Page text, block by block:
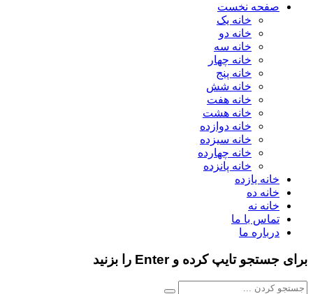
صفحه نخست
خانه یک
خانه دو
خانه سه
خانه چهار
خانه پنج
خانه شش
خانه هفت
خانه هشت
خانه دوازده
خانه سیزده
خانه چهارده
خانه پانزده
خانه یازده
خانه ده
خانه نه
تماس با ما
درباره ما
برای جستجو تایپ کرده و Enter را بزنید